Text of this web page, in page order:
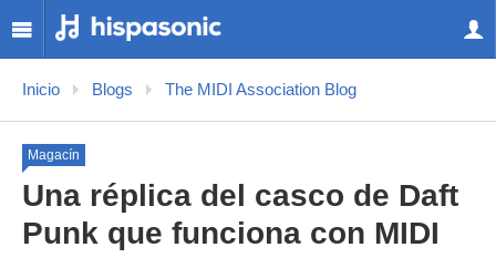
Inicio Blogs The MIDI Association Blog
Magacín
Una réplica del casco de Daft
Punk que funciona con MIDI